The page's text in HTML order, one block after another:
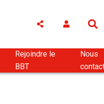
Rejoindre le
BBT
Nous